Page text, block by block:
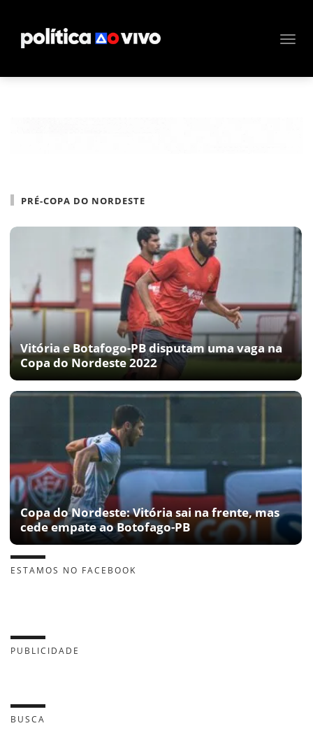
PRÉ-COPA DO NORDESTE
Vitória e Botafogo-PB disputam uma vaga na
Copa do Nordeste 2022
Copa do Nordeste: Vitória sai na frente, mas
cede empate ao Botofago-PB
ESTAMOS NO FACEBOOK
PUBLICIDADE
BUSCA